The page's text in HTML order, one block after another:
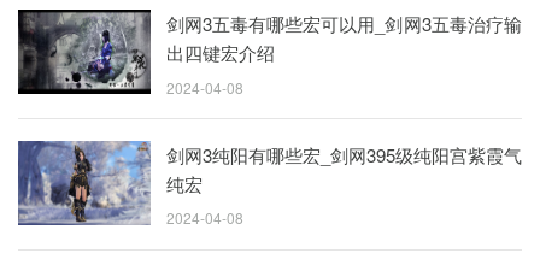
剑网3五毒有哪些宏可以用_剑网3五毒治疗输
出四键宏介绍
2024-04-08
剑网3纯阳有哪些宏_剑网395级纯阳宫紫霞气
纯宏
2024-04-08